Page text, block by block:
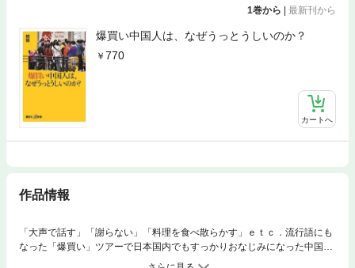
1巻から 最新刊から
爆買い中国人は、なぜうっとうしいのか？
770
カートへ
作品情報
「大声で話す」「謝らない」「料理を食べ散らかす」ｅｔｃ．流行語にも
なった「爆買い」ツアーで日本国内でもすっかりおなじみになった中国人
の姿。日本人がとかく眉を顰めがちなその言動の裏には、悠久の歴史の中